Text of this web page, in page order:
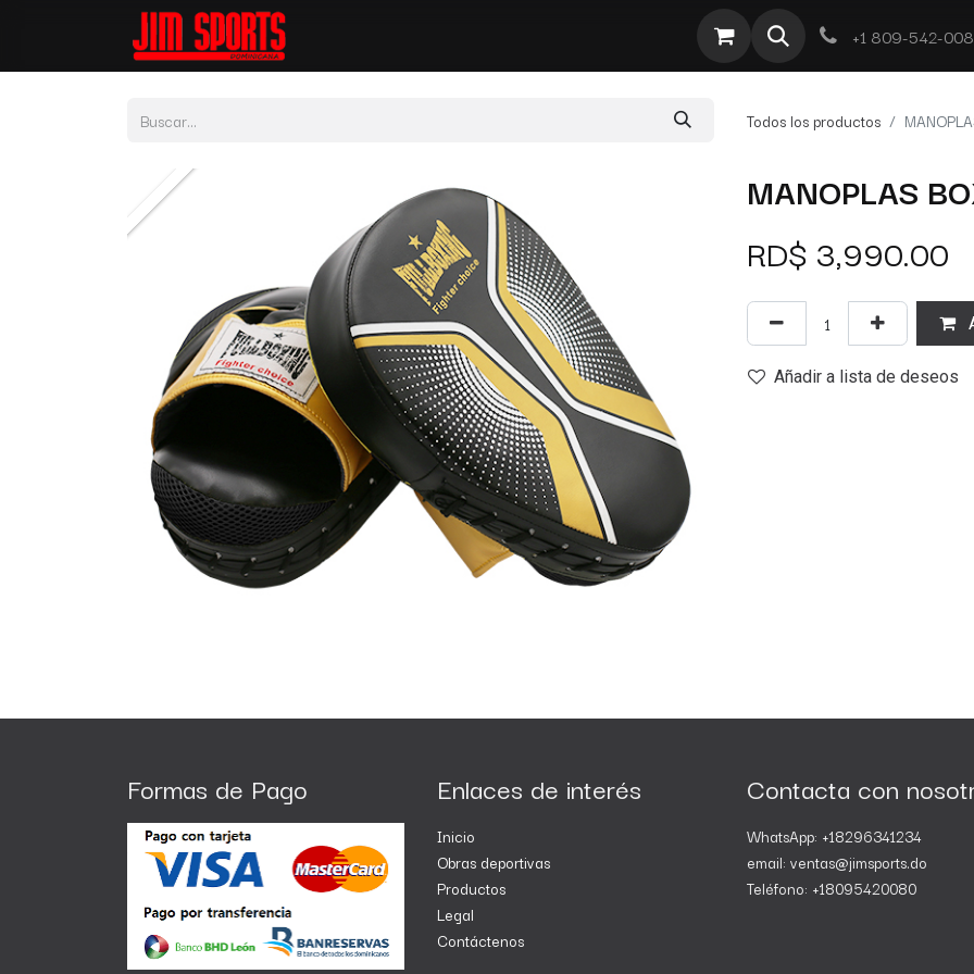
Obra Deportiva Contacto
+1 809-542-
Todos los productos
MANOPLAS
RD$ 3,990.00
Añadir a lista de deseos
Formas de Pago Enlaces de interés
Inicio
Obras deportivas
Productos
Legal
Contáctenos
Contacta con
WhatsApp: +18296341234
email: ventas@jimsports.do
Teléfono: +18095420080